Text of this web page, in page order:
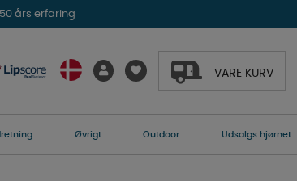
års erfaring
VARE KURV
Øvrigt Outdoor Udsalgs hjørnet